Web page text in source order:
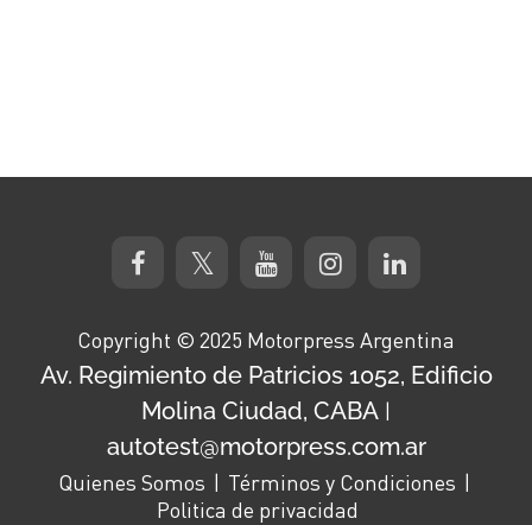
Copyright © 2025 Motorpress Argentina
Av. Regimiento de Patricios 1052, Edificio
Molina Ciudad, CABA |
autotest@motorpress.com.ar
Quienes Somos
Términos y Condiciones
Politica de privacidad